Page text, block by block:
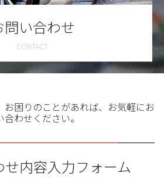
問い合わせ
お困りのことがあれば、お気軽にお
合わせください。
せ内容入力フォーム